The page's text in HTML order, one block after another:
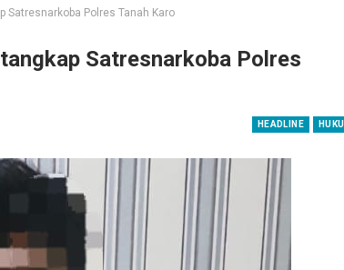
Satresnarkoba Polres Tanah Karo
Satresnarkoba Polres
HEADLINE